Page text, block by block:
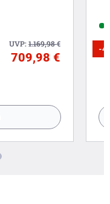
UVP:1.169,98€
709,98 €
-